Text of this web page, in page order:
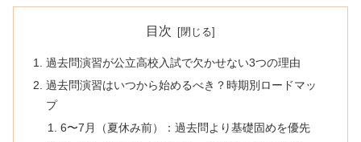
目次
過去問演習が公立高校入試で欠かせない3つの理由
過去問演習はいつから始めるべき？時期別ロードマッ
プ
6〜7月（夏休み前）：過去問より基礎固めを優先